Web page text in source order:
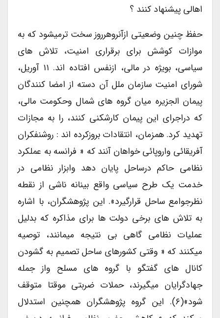
اهالی پیشنهاد کنند ؟
حفظ چنین وضعیتی ازآنروهرروز سخت ترمیشود که به
موازات کوشش برای برقراری امنیت، تلاش های
سیاسی، بویژه در مالی، ازنفس افتاده اند. ۱۱ آوریل،
شورای امنیت سازمان ملل آن دسته از امضا کنندگان
پیمان الجزیره میان گروه های شمال وحکومت مالی،
که دراجرای این پیمان کارشکنی کنند، را به مجازات
تهدید کرد. همزمان، انتقادات بروزکرده اند : روشنفکران
آفریقائی واروپائی خواهان آنند که « فرانسه به عملکرد
نظامی حاکم درساحل پایان دهد وابزار نظامی در
خدمت یک طرح سیاسی واقع بینانه ناشی از نقطه
نظرجوامع ساحل قرارگیرد». این پژوهشگران، با اشاره
به تلاش های برخی دولت ها برای مذاکره که بدلیل
عملیات نظامی گاهی بی نتیجه میمانند، توصیه
میکنند که « وقتی کشورهای ساحل تصمیم به گشودن
کانال های گفتگو با گروه های مسلح واز جمله
جهادگرایان میگیرند، حملات ضربتی موقتا متوقف
شود»(۶). این گروه پژوهشگران همچنین استدلال